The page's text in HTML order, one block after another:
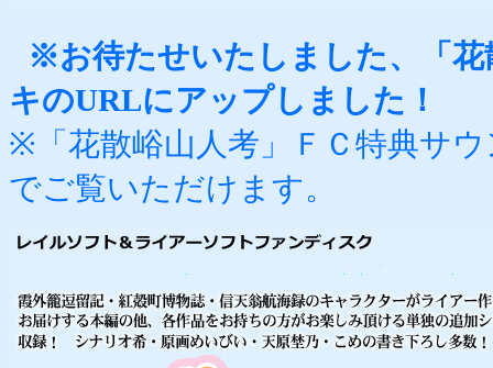
※お待たせいたしました、「
キのURLにアップしました！
※「花散峪山人考」ＦＣ特典サ
でご覧いただけます。